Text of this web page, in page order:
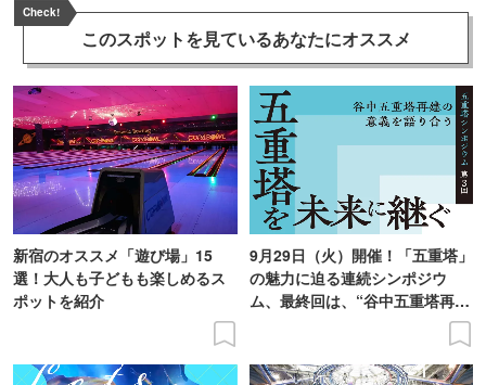
Check!
このスポットを見ているあなたにオススメ
新宿のオススメ「遊び場」15
選！大人も子どもも楽しめるス
ポットを紹介
9月29日（火）開催！「五重塔」
の魅力に迫る連続シンポジウ
ム、最終回は、“谷中五重塔再建